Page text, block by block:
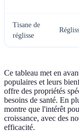
Tisane de
réglisse
Ce tableau met en
populaires et leurs
offre des propriétés
besoins de santé. En
montre que l'intérêt
croissance, avec des
efficacité.